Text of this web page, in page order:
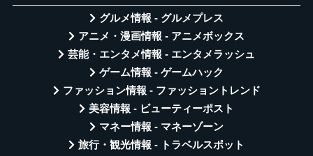
グルメ情報 - グルメプレス
アニメ・漫画情報 - アニメボックス
芸能・エンタメ情報 - エンタメラッシュ
ゲーム情報 - ゲームハック
ファッション情報 - ファッショントレンド
美容情報 - ビューティーポスト
マネー情報 - マネーゾーン
旅行・観光情報 - トラベルスポット